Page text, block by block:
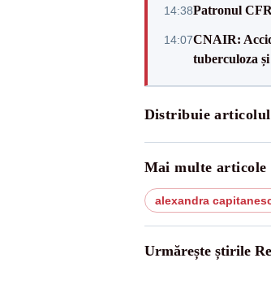
14:38Patronul
14:07CNAIR:
tuberculoza
Distribuie articolul
Mai multe articole
alexandra
Urmărește știrile